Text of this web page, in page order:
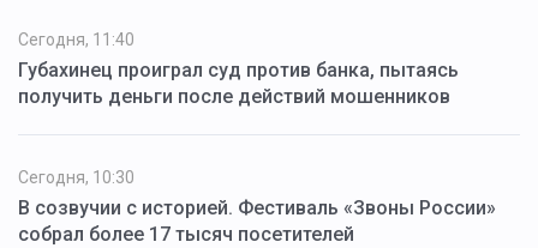
Сегодня, 11:40
Губахинец проиграл суд против банка, пытаясь
получить деньги после действий мошенников
Сегодня, 10:30
В созвучии с историей. Фестиваль «Звоны России»
собрал более 17 тысяч посетителей